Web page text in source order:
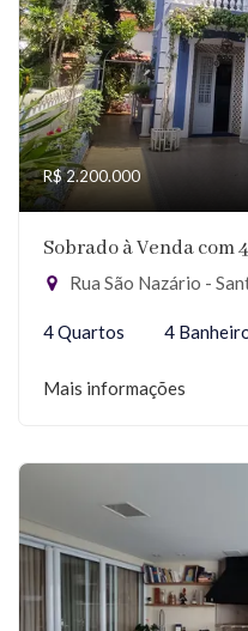
R$ 2.200.000
Sobrado à Venda com
Rua São Nazário -
4 Quartos 4
Mais informações